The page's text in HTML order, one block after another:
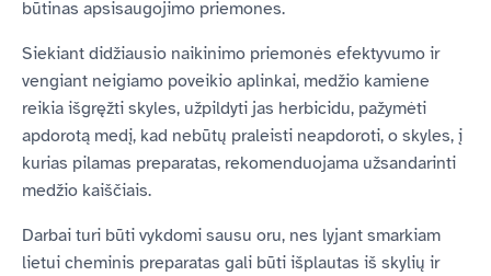
būtinas apsisaugojimo priemones.
Siekiant didžiausio naikinimo priemonės efektyvumo ir
vengiant neigiamo poveikio aplinkai, medžio kamiene
reikia išgręžti skyles, užpildyti jas herbicidu, pažymėti
apdorotą medį, kad nebūtų praleisti neapdoroti, o skyles, į
kurias pilamas preparatas, rekomenduojama užsandarinti
medžio kaiščiais.
Darbai turi būti vykdomi sausu oru, nes lyjant smarkiam
lietui cheminis preparatas gali būti išplautas iš skylių ir